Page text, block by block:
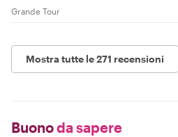
Grande Tour
Mostra tutte le 271 recensioni
Buonoda sapere